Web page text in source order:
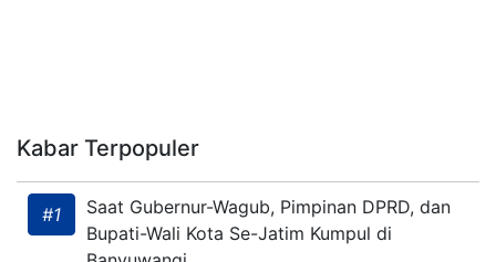
Kabar Terpopuler
#1
Saat Gubernur-Wagub, Pimpinan DPRD, dan
Bupati-Wali Kota Se-Jatim Kumpul di